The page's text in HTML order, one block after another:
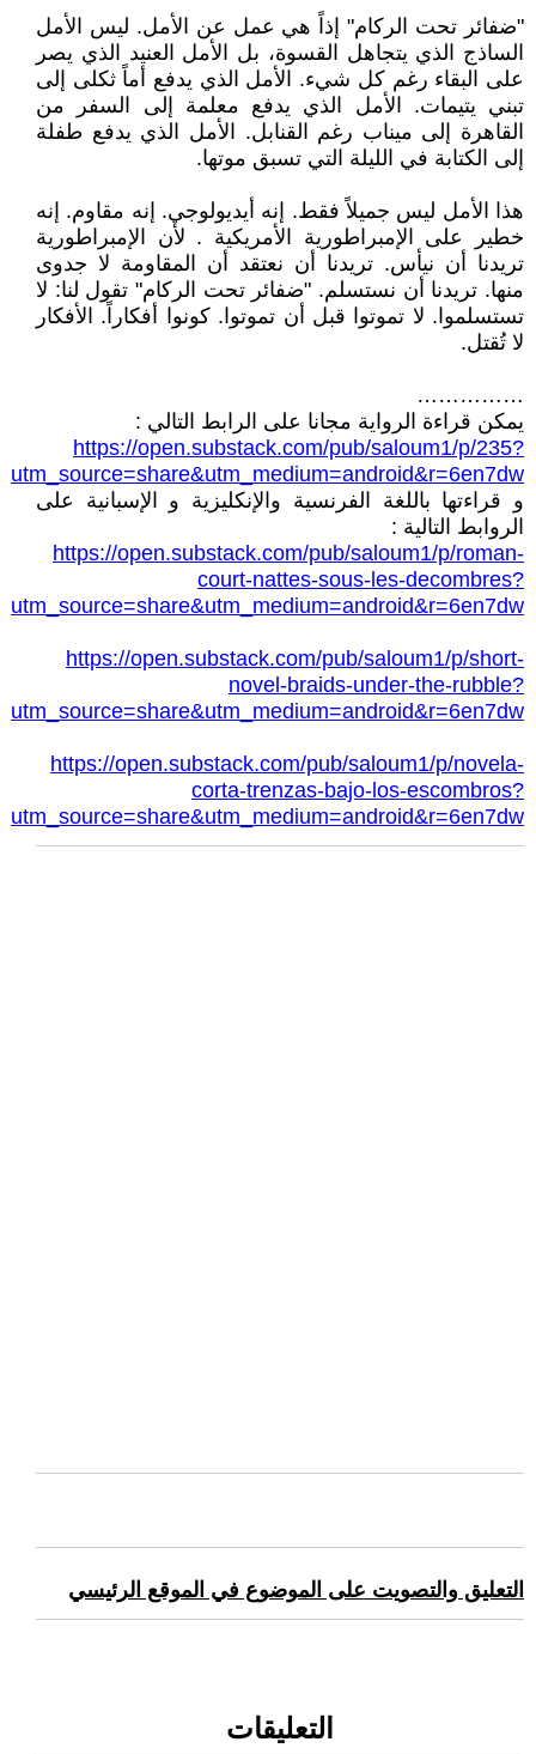
"ضفائر تحت الركام" إذاً هي عمل عن الأمل. ليس الأمل
الساذج الذي يتجاهل القسوة، بل الأمل العنيد الذي يصر
على البقاء رغم كل شيء. الأمل الذي يدفع أماً ثكلى إلى
تبني يتيمات. الأمل الذي يدفع معلمة إلى السفر من
القاهرة إلى ميناب رغم القنابل. الأمل الذي يدفع طفلة
إلى الكتابة في الليلة التي تسبق موتها.
هذا الأمل ليس جميلاً فقط. إنه أيديولوجي. إنه مقاوم. إنه
خطير على الإمبراطورية الأمريكية . لأن الإمبراطورية
تريدنا أن نيأس. تريدنا أن نعتقد أن المقاومة لا جدوى
منها. تريدنا أن نستسلم. "ضفائر تحت الركام" تقول لنا: لا
تستسلموا. لا تموتوا قبل أن تموتوا. كونوا أفكاراً. الأفكار
لا تُقتل.
……………
يمكن قراءة الرواية مجانا على الرابط التالي :
https://open.substack.com/pub/saloum1/p/235?
utm_source=share&utm_medium=android&r=6en7dw
و قراءتها باللغة الفرنسية والإنكليزية و الإسبانية على
الروابط التالية :
https://open.substack.com/pub/saloum1/p/roman-
court-nattes-sous-les-decombres?
utm_source=share&utm_medium=android&r=6en7dw
https://open.substack.com/pub/saloum1/p/short-
novel-braids-under-the-rubble?
utm_source=share&utm_medium=android&r=6en7dw
https://open.substack.com/pub/saloum1/p/novela-
corta-trenzas-bajo-los-escombros?
utm_source=share&utm_medium=android&r=6en7dw
التعليق والتصويت على الموضوع في الموقع الرئيسي
التعليقات